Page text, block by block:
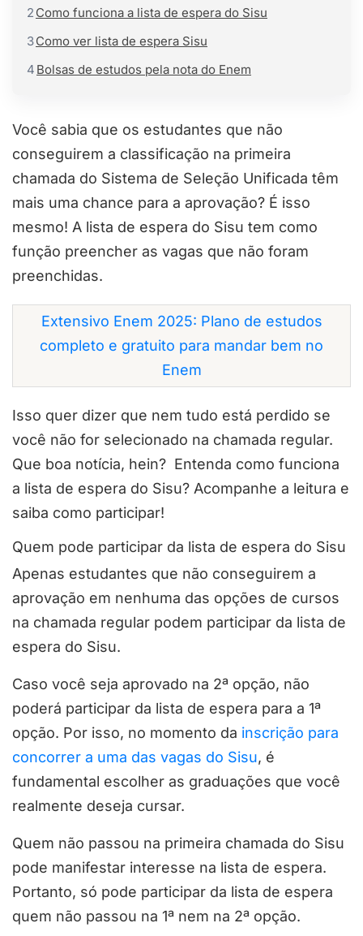
2 Como funciona a lista de espera do Sisu
3Como ver lista de espera Sisu
4 Bolsas de estudos pela nota do Enem
Você sabia que os estudantes que não
conseguirem a classificação na primeira
chamada do Sistema de Seleção Unificada têm
mais uma chance para a aprovação? É isso
mesmo! A lista de espera do Sisu tem como
função preencher as vagas que não foram
preenchidas.
Extensivo Enem 2025: Plano de estudos
completo e gratuito para mandar bem no
Enem
Isso quer dizer que nem tudo está perdido se
você não for selecionado na chamada regular.
Que boa notícia, hein? Entenda como funciona
a lista de espera do Sisu? Acompanhe a leitura e
saiba como participar!
Quem pode participar da lista de espera do Sisu
Apenas estudantes que não conseguirem a
aprovação em nenhuma das opções de cursos
na chamada regular podem participar da lista de
espera do Sisu.
Caso você seja aprovado na 2ª opção, não
poderá participar da lista de espera para a 1ª
opção. Por isso, no momento da inscrição para
concorrer a uma das vagas do Sisu, é
fundamental escolher as graduações que você
realmente deseja cursar.
Quem não passou na primeira chamada do Sisu
pode manifestar interesse na lista de espera.
Portanto, só pode participar da lista de espera
quem não passou na 1ª nem na 2ª opção.